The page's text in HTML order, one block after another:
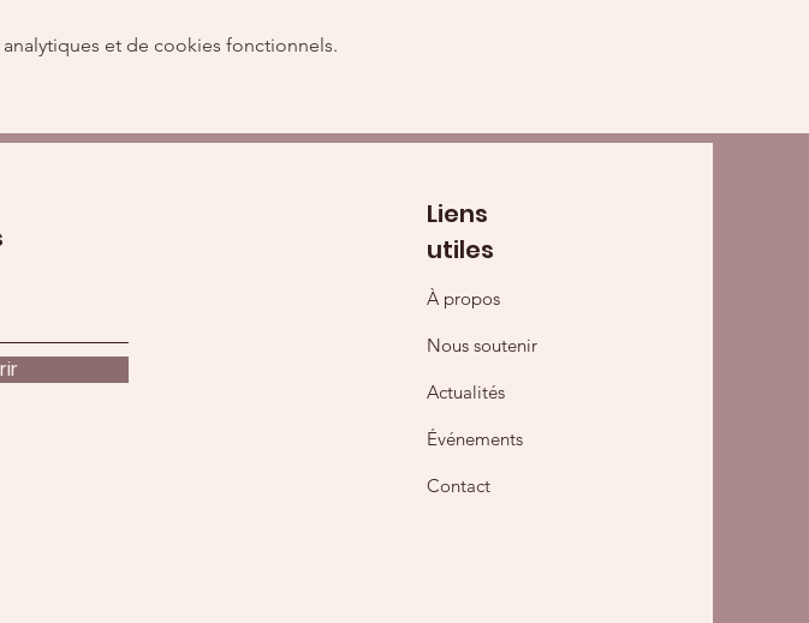
et de cookies fonctionnels.
Liens
utiles
À propos
Nous soutenir
Actualités
Événements
Contact